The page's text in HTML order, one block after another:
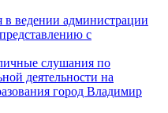
в ведении администрации
с
слушания по
деятельности на
город Владимир